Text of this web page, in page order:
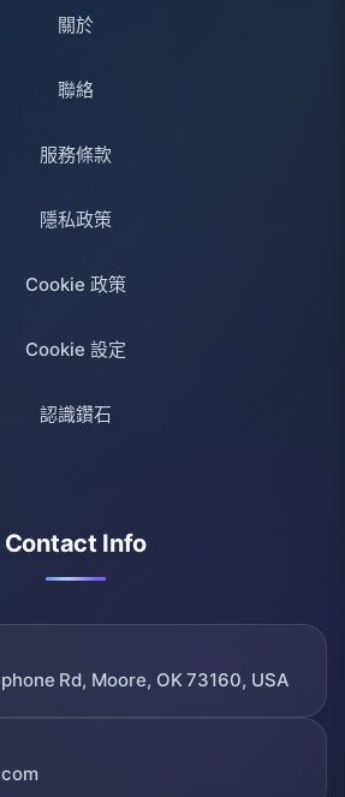
關於
聯絡
服務條款
隱私政策
Cookie 政策
Cookie 設定
認識鑽石
Contact Info
Rd, Moore, OK 73160, USA